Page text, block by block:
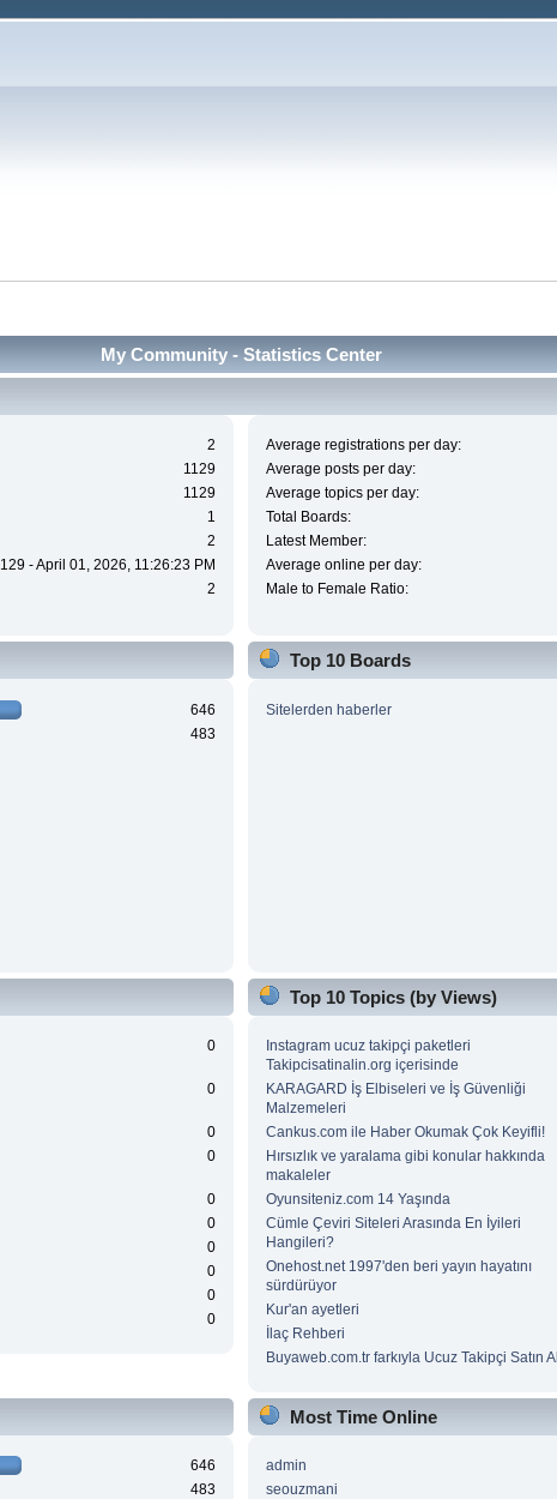
My Community - Statistics Center
2
1129
1129
1
2
129 - April 01, 2026, 11:26:23 PM
2
Average registrations per day:
Average posts per day:
Average topics per day:
Total Boards:
Latest Member:
Average online per day:
Male to Female Ratio:
646
483
Top 10 Boards
Sitelerden haberler
0
0
0
0
0
0
0
0
0
0
Top 10 Topics (by Views)
Instagram ucuz takipçi paketleri
Takipcisatinalin.org içerisinde
KARAGARD İş Elbiseleri ve İş Güvenliği
Malzemeleri
Cankus.com ile Haber Okumak Çok Keyifli!
Hırsızlık ve yaralama gibi konular hakkında
makaleler
Oyunsiteniz.com 14 Yaşında
Cümle Çeviri Siteleri Arasında En İyileri
Hangileri?
Onehost.net 1997'den beri yayın hayatını
sürdürüyor
Kur'an ayetleri
İlaç Rehberi
Buyaweb.com.tr farkıyla Ucuz Takipçi Satın Al
646
483
Most Time Online
admin
seouzmani